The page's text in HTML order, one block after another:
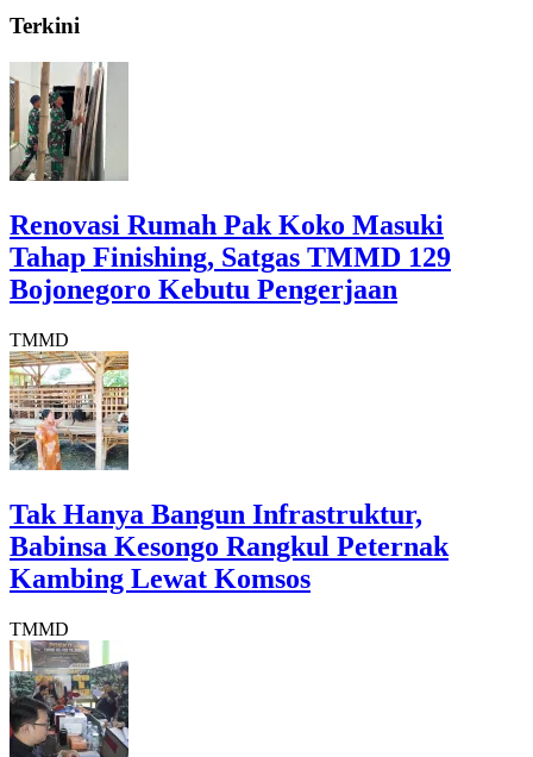
Terkini
Renovasi Rumah Pak Koko Masuki
Tahap Finishing, Satgas TMMD 129
Bojonegoro Kebutu Pengerjaan
TMMD
Tak Hanya Bangun Infrastruktur,
Babinsa Kesongo Rangkul Peternak
Kambing Lewat Komsos
TMMD